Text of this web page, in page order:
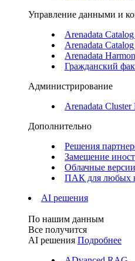
Управление данными и
Arenadata
Arenadata
Arenadata
Гражданский
Администрирование
Arenadata
Дополнительно
Решения
Замещение
Облачные
ПАК для любых
AI решения
По нашим данным
Все получится
AI решения Подробнее